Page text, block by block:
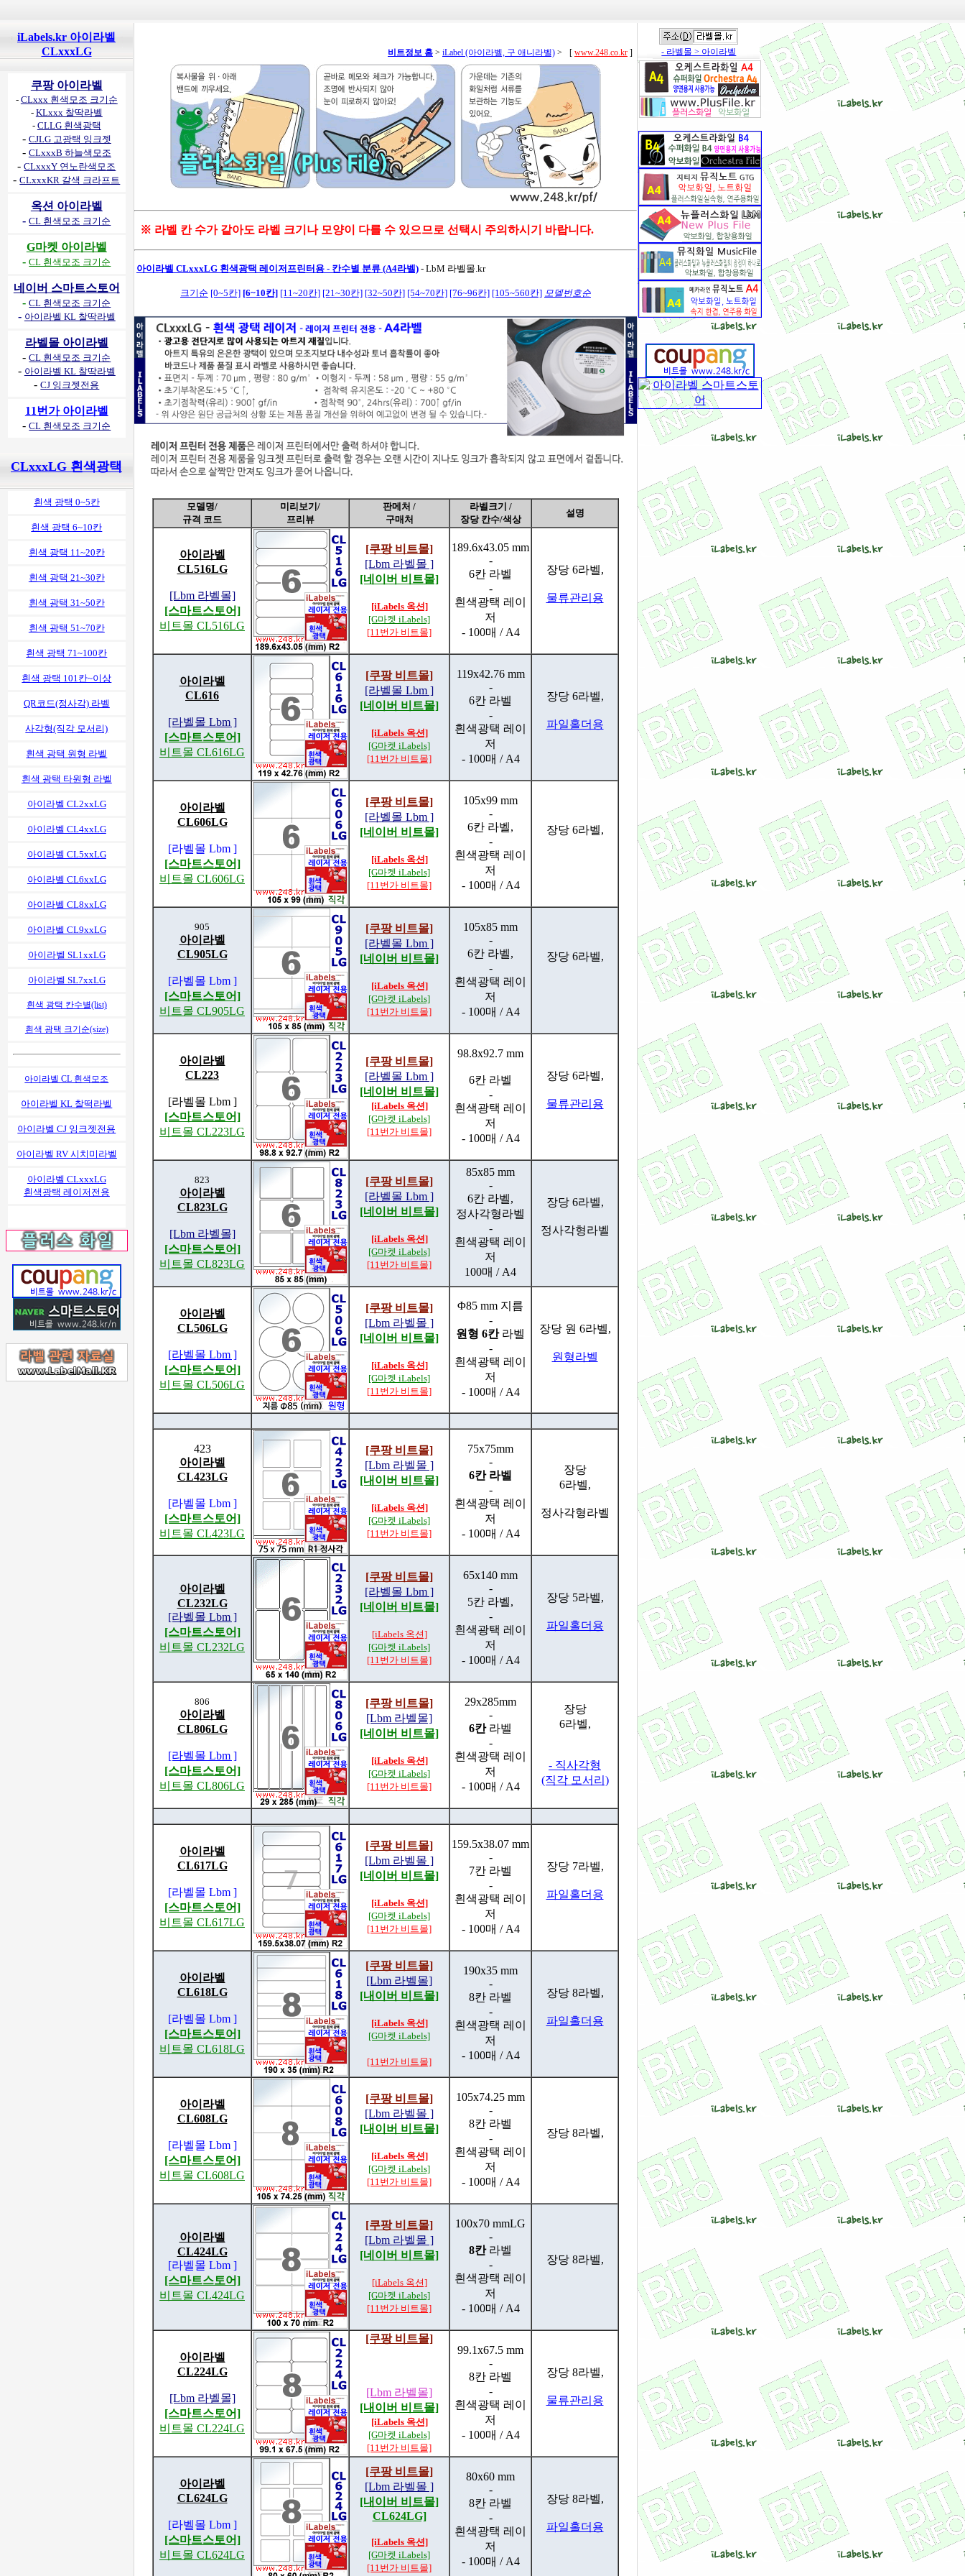
iLabels.kr 아이라벨
CLxxxLG
쿠팡 아이라벨
- CLxxx 흰색모조 크기순
- KLxxx 찰딱라벨
- CLLG 흰색광택
- CJLG 고광택 잉크젯
- CLxxxB 하늘색모조
-CLxxxY 연노란색모조
-CLxxxKR 갈색 크라프트
옥션 아이라벨
-CL 흰색모조 크기순
G마켓 아이라벨
-CL 흰색모조 크기순
네이버 스마트스토어
-CL 흰색모조 크기순
- 아이라벨 KL 찰딱라벨
라벨몰 아이라벨
-CL 흰색모조 크기순
- 아이라벨 KL 찰딱라벨
-CJ 잉크젯전용
11번가 아이라벨
-CL 흰색모조 크기순
CLxxxLG 흰색광택
흰색 광택 0~5칸
흰색 광택 6~10칸
흰색 광택 11~20칸
흰색 광택 21~30칸
흰색 광택 31~50칸
흰색 광택 51~70칸
흰색 광택 71~100칸
흰색 광택 101칸~이상
QR코드(정사각) 라벨
사각형(직각 모서리)
흰색 광택 원형 라벨
흰색 광택 타원형 라벨
아이라벨 CL2xxLG
아이라벨 CL4xxLG
아이라벨 CL5xxLG
아이라벨 CL6xxLG
아이라벨 CL8xxLG
아이라벨 CL9xxLG
아이라벨 SL1xxLG
아이라벨 SL7xxLG
흰색 광택 칸수별(list)
흰색 광택 크기순(size)
아이라벨 CL 흰색모조
아이라벨 KL 찰떡라벨
아이라벨 CJ 잉크젯전용
아이라벨 RV 시치미라벨
아이라벨 CLxxxLG
흰색광택 레이저전용
비트정보 홈 > iLabel (아이라벨, 구 애니라벨) > [ www.248.co.kr ]
※ 라벨 칸 수가 같아도 라벨 크기나 모양이 다를 수 있으므로 선택시 주의하시기 바랍니다.
아이라벨 CLxxxLG 흰색광택 레이저프린터용 - 칸수별 분류 (A4라벨) - LbM 라벨몰.kr
크기순 [0~5칸] [6~10칸] [11~20칸] [21~30칸] [32~50칸] [54~70칸] [76~96칸] [105~560칸] 모델번호순
모델명/
규격 코드
미리보기/
프리뷰
판메처 /
구매처
라벨크기 /
장당 칸수/색상
설명
아이라벨
CL516LG
[Lbm 라벨몰]
[스마트스토어]
비트몰 CL516LG
[쿠팡 비트몰]
[Lbm 라벨몰 ]
[네이버 비트몰]
[iLabels 옥션]
[G마켓 iLabels]
[11번가 비트몰]
189.6x43.05 mm
-
6칸 라벨
-
흰색광택 레이
저
- 100매 / A4
장당 6라벨,
물류관리용
아이라벨
CL616
[라벨몰 Lbm ]
[스마트스토어]
비트몰 CL616LG
[쿠팡 비트몰]
[라벨몰 Lbm ]
[네이버 비트몰]
[iLabels 옥션]
[G마켓 iLabels]
[11번가 비트몰]
119x42.76 mm
-
6칸 라벨
-
흰색광택 레이
저
- 100매 / A4
장당 6라벨,
파일홀더용
아이라벨
CL606LG
[라벨몰 Lbm ]
[스마트스토어]
비트몰 CL606LG
[쿠팡 비트몰]
[라벨몰 Lbm ]
[네이버 비트몰]
[iLabels 옥션]
[G마켓 iLabels]
[11번가 비트몰]
105x99 mm
-
6칸 라벨,
-
흰색광택 레이
저
- 100매 / A4
장당 6라벨,
905
아이라벨
CL905LG
[라벨몰 Lbm ]
[스마트스토어]
비트몰 CL905LG
[쿠팡 비트몰]
[라벨몰 Lbm ]
[네이버 비트몰]
[iLabels 옥션]
[G마켓 iLabels]
[11번가 비트몰]
105x85 mm
-
6칸 라벨,
-
흰색광택 레이
저
- 100매 / A4
장당 6라벨,
아이라벨
CL223
[라벨몰 Lbm ]
[스마트스토어]
비트몰 CL223LG
[쿠팡 비트몰]
[라벨몰 Lbm ]
[네이버 비트몰]
[iLabels 옥션]
[G마켓 iLabels]
[11번가 비트몰]
98.8x92.7 mm
6칸 라벨
-
흰색광택 레이
저
- 100매 / A4
장당 6라벨,
물류관리용
823
아이라벨
CL823LG
[Lbm 라벨몰]
[스마트스토어]
비트몰 CL823LG
[쿠팡 비트몰]
[라벨몰 Lbm ]
[네이버 비트몰]
[iLabels 옥션]
[G마켓 iLabels]
[11번가 비트몰]
85x85 mm
-
6칸 라벨,
정사각형라벨
-
흰색광택 레이
저
100매 / A4
장당 6라벨,
정사각형라벨
아이라벨
CL506LG
[라벨몰 Lbm ]
[스마트스토어]
비트몰 CL506LG
[쿠팡 비트몰]
[Lbm 라벨몰 ]
[네이버 비트몰]
[iLabels 옥션]
[G마켓 iLabels]
[11번가 비트몰]
Φ85 mm 지름
-
원형 6칸라벨
-
흰색광택 레이
저
- 100매 / A4
장당 원 6라벨,
원형라벨
423
아이라벨
CL423LG
[라벨몰 Lbm ]
[스마트스토어]
비트몰 CL423LG
[쿠팡 비트몰]
[Lbm 라벨몰 ]
[내이버 비트몰]
[iLabels 옥션]
[G마켓 iLabels]
[11번가 비트몰]
75x75mm
-
6칸 라벨
-
흰색광택 레이
저
- 100매 / A4
장당
6라벨,
정사각형라벨
아이라벨
CL232LG
[라벨몰 Lbm ]
[스마트스토어]
비트몰 CL232LG
[쿠팡 비트몰]
[라벨몰 Lbm ]
[네이버 비트몰]
[iLabels 옥션]
[G마켓 iLabels]
[11번가 비트몰]
65x140 mm
-
5칸 라벨,
-
흰색광택 레이
저
- 100매 / A4
장당 5라벨,
파일홀더용
806
아이라벨
CL806LG
[라벨몰 Lbm ]
[스마트스토어]
비트몰 CL806LG
[쿠팡 비트몰]
[Lbm 라벨몰]
[네이버 비트몰]
[iLabels 옥션]
[G마켓 iLabels]
[11번가 비트몰]
29x285mm
-
6칸라벨
-
흰색광택 레이
저
- 100매 / A4
장당
6라벨,
- 직사각형
(직각 모서리)
아이라벨
CL617LG
[라벨몰 Lbm ]
[스마트스토어]
비트몰 CL617LG
[쿠팡 비트몰]
[Lbm 라벨몰 ]
[네이버 비트몰]
[iLabels 옥션]
[G마켓 iLabels]
[11번가 비트몰]
159.5x38.07 mm
-
7칸 라벨
-
흰색광택 레이
저
- 100매 / A4
장당 7라벨,
파일홀더용
아이라벨
CL618LG
[라벨몰 Lbm ]
[스마트스토어]
비트몰 CL618LG
[쿠팡 비트몰]
[Lbm 라벨몰]
[내이버 비트몰]
[iLabels 옥션]
[G마켓 iLabels]
[11번가 비트몰]
190x35 mm
-
8칸 라벨
-
흰색광택 레이
저
- 100매 / A4
장당 8라벨,
파일홀더용
아이라벨
CL608LG
[라벨몰 Lbm ]
[스마트스토어]
비트몰 CL608LG
[쿠팡 비트몰]
[Lbm 라벨몰 ]
[내이버 비트몰]
[iLabels 옥션]
[G마켓 iLabels]
[11번가 비트몰]
105x74.25 mm
-
8칸 라벨
-
흰색광택 레이
저
- 100매 / A4
장당 8라벨,
아이라벨
CL424LG
[라벨몰 Lbm ]
[스마트스토어]
비트몰 CL424LG
[쿠팡 비트몰]
[Lbm 라벨몰 ]
[네이버 비트몰]
[iLabels 옥션]
[G마켓 iLabels]
[11번가 비트몰]
100x70 mmLG
-
8칸라벨
-
흰색광택 레이
저
- 100매 / A4
장당 8라벨,
아이라벨
CL224LG
[Lbm 라벨몰]
[스마트스토어]
비트몰 CL224LG
[쿠팡 비트몰]
[Lbm 라벨몰]
[내이버 비트몰]
[iLabels 옥션]
[G마켓 iLabels]
[11번가 비트몰]
99.1x67.5 mm
-
8칸 라벨
-
흰색광택 레이
저
- 100매 / A4
장당 8라벨,
물류관리용
아이라벨
CL624LG
[라벨몰 Lbm ]
[스마트스토어]
비트몰 CL624LG
[쿠팡 비트몰]
[Lbm 라벨몰 ]
[내이버 비트몰]
CL624LG]
[iLabels 옥션]
[G마켓 iLabels]
[11번가 비트몰]
80x60 mm
-
8칸 라벨
-
흰색광택 레이
저
- 100매 / A4
장당 8라벨,
파일홀더용
- 라벨몰 > 아이라벨